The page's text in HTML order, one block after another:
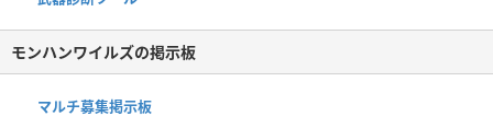
モンハンワイルズの掲示板
マルチ募集掲示板